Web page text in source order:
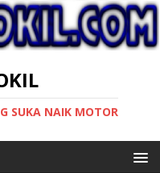
SUKA NAIK MOTOR